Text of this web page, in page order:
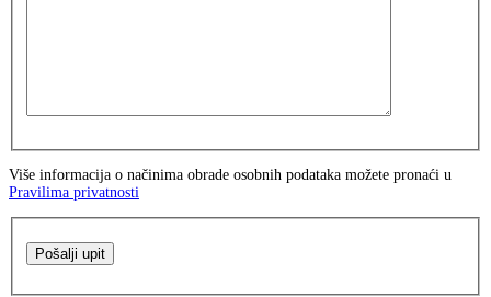
Više informacija o načinima obrade osobnih podataka možete pronaći u
Pravilima privatnosti
Pošalji upit